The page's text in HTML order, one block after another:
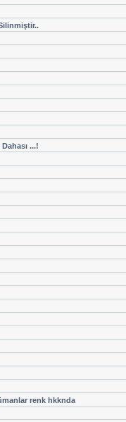
...!
renk hkknda